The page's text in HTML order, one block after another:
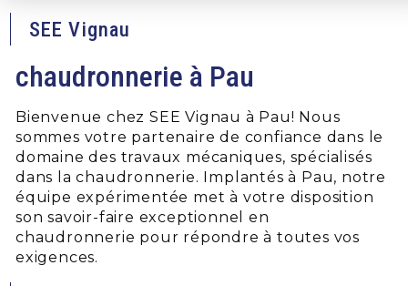
SEE Vignau
chaudronnerie à Pau
Bienvenue chez SEE Vignau à Pau! Nous
sommes votre partenaire de confiance dans le
domaine des travaux mécaniques, spécialisés
dans la chaudronnerie. Implantés à Pau, notre
équipe expérimentée met à votre disposition
son savoir-faire exceptionnel en
chaudronnerie pour répondre à toutes vos
exigences.